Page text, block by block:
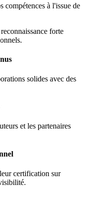
à l'issue de
forte
solides avec des
et les partenaires
certification sur